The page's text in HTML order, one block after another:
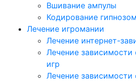
Вшивание ампулы
Кодирование гипнозом
Лечение игромании
Лечение интернет-
Лечение
игр
Лечение зависимости